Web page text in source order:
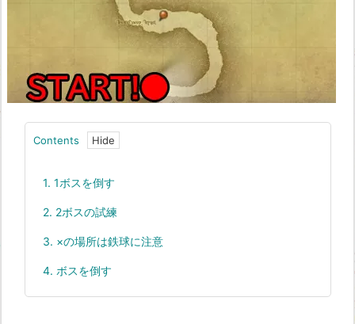
Contents
1. 1ボスを倒す
2. 2ボスの試練
3. ×の場所は鉄球に注意
4. ボスを倒す